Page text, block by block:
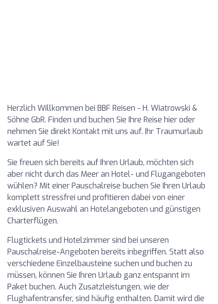
Herzlich Willkommen bei BBF Reisen - H. Wiatrowski &
Söhne GbR. Finden und buchen Sie Ihre Reise hier oder
nehmen Sie direkt Kontakt mit uns auf. Ihr Traumurlaub
wartet auf Sie!
Sie freuen sich bereits auf Ihren Urlaub, möchten sich
aber nicht durch das Meer an Hotel- und Flugangeboten
wühlen? Mit einer Pauschalreise buchen Sie Ihren Urlaub
komplett stressfrei und profitieren dabei von einer
exklusiven Auswahl an Hotelangeboten und günstigen
Charterflügen.
Flugtickets und Hotelzimmer sind bei unseren
Pauschalreise-Angeboten bereits inbegriffen. Statt also
verschiedene Einzelbausteine suchen und buchen zu
müssen, können Sie Ihren Urlaub ganz entspannt im
Paket buchen. Auch Zusatzleistungen, wie der
Flughafentransfer, sind häufig enthalten. Damit wird die